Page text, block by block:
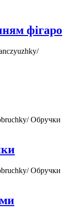
фігаро
Обручки
Обручки